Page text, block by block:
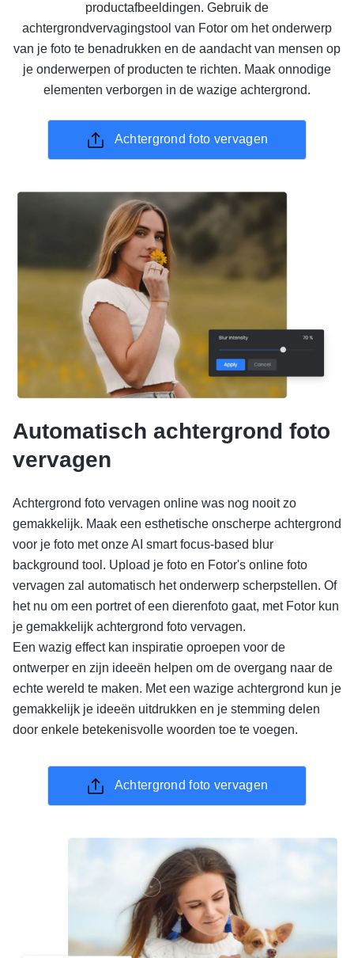
productafbeeldingen. Gebruik de
achtergrondvervagingstool van Fotor om het onderwerp
van je foto te benadrukken en de aandacht van mensen op
je onderwerpen of producten te richten. Maak onnodige
elementen verborgen in de wazige achtergrond.
Achtergrond foto vervagen
Automatisch achtergrond foto
vervagen
Achtergrond foto vervagen online was nog nooit zo
gemakkelijk. Maak een esthetische onscherpe achtergrond
voor je foto met onze AI smart focus-based blur
background tool. Upload je foto en Fotor's online foto
vervagen zal automatisch het onderwerp scherpstellen. Of
het nu om een portret of een dierenfoto gaat, met Fotor kun
je gemakkelijk achtergrond foto vervagen.
Een wazig effect kan inspiratie oproepen voor de
ontwerper en zijn ideeën helpen om de overgang naar de
echte wereld te maken. Met een wazige achtergrond kun je
gemakkelijk je ideeën uitdrukken en je stemming delen
door enkele betekenisvolle woorden toe te voegen.
Achtergrond foto vervagen